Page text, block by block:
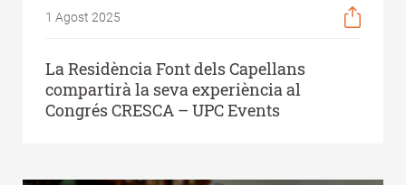
1 Agost 2025
La Residència Font dels Capellans
compartirà la seva experiència al
Congrés CRESCA – UPC Events